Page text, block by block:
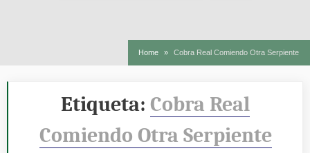
Home Cobra Real Comiendo Otra Serpiente
Etiqueta: Cobra Real
Comiendo Otra Serpiente